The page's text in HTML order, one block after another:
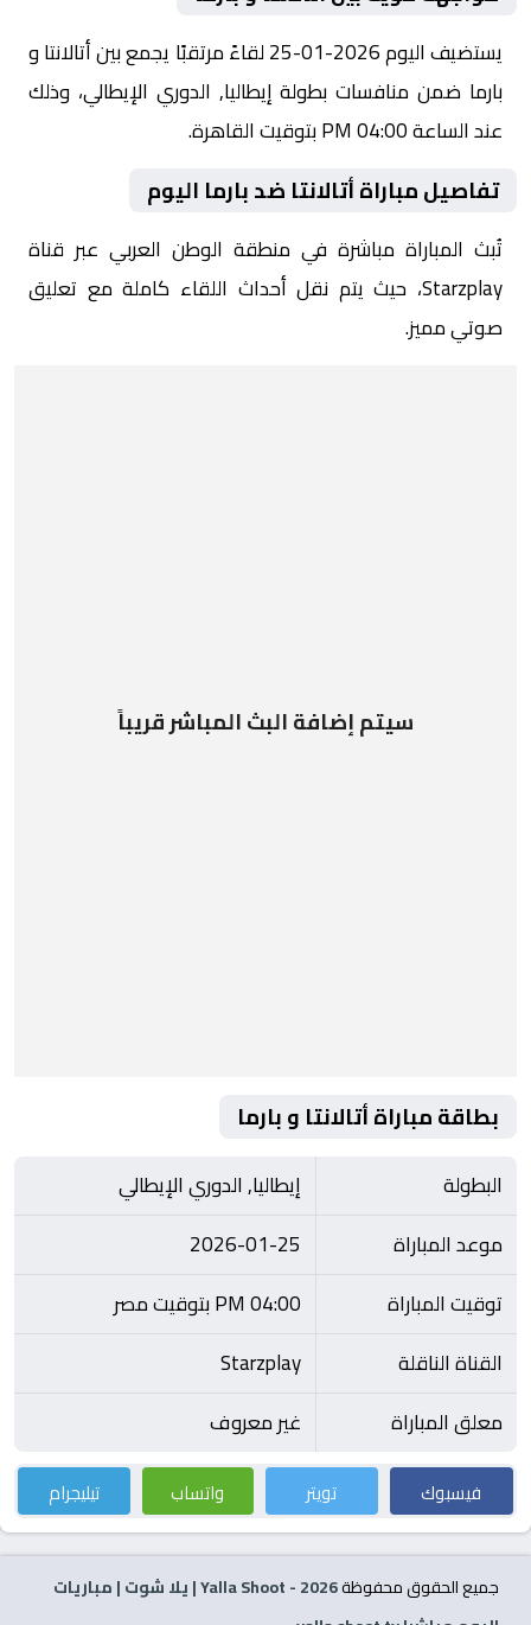
يستضيف اليوم 2026-01-25 لقاءً مرتقبًا يجمع بين أتالانتا و
بارما ضمن منافسات بطولة إيطاليا, الدوري الإيطالي، وذلك
عند الساعة 04:00 PM بتوقيت القاهرة.
تفاصيل مباراة أتالانتا ضد بارما اليوم
تُبث المباراة مباشرة في منطقة الوطن العربي عبر قناة
Starzplay، حيث يتم نقل أحداث اللقاء كاملة مع تعليق
صوتي مميز.
سيتم إضافة البث المباشر قريباً
بطاقة مباراة أتالانتا و بارما
البطولة
إيطاليا, الدوري الإيطالي
موعد المباراة
2026-01-25
توقيت المباراة
04:00 PM بتوقيت مصر
القناة الناقلة
Starzplay
معلق المباراة
غير معروف
فيسبوك تويتر واتساب تيليجرام
جميع الحقوق محفوظة2026
- Yalla Shoot | يلا شوت | مباريات